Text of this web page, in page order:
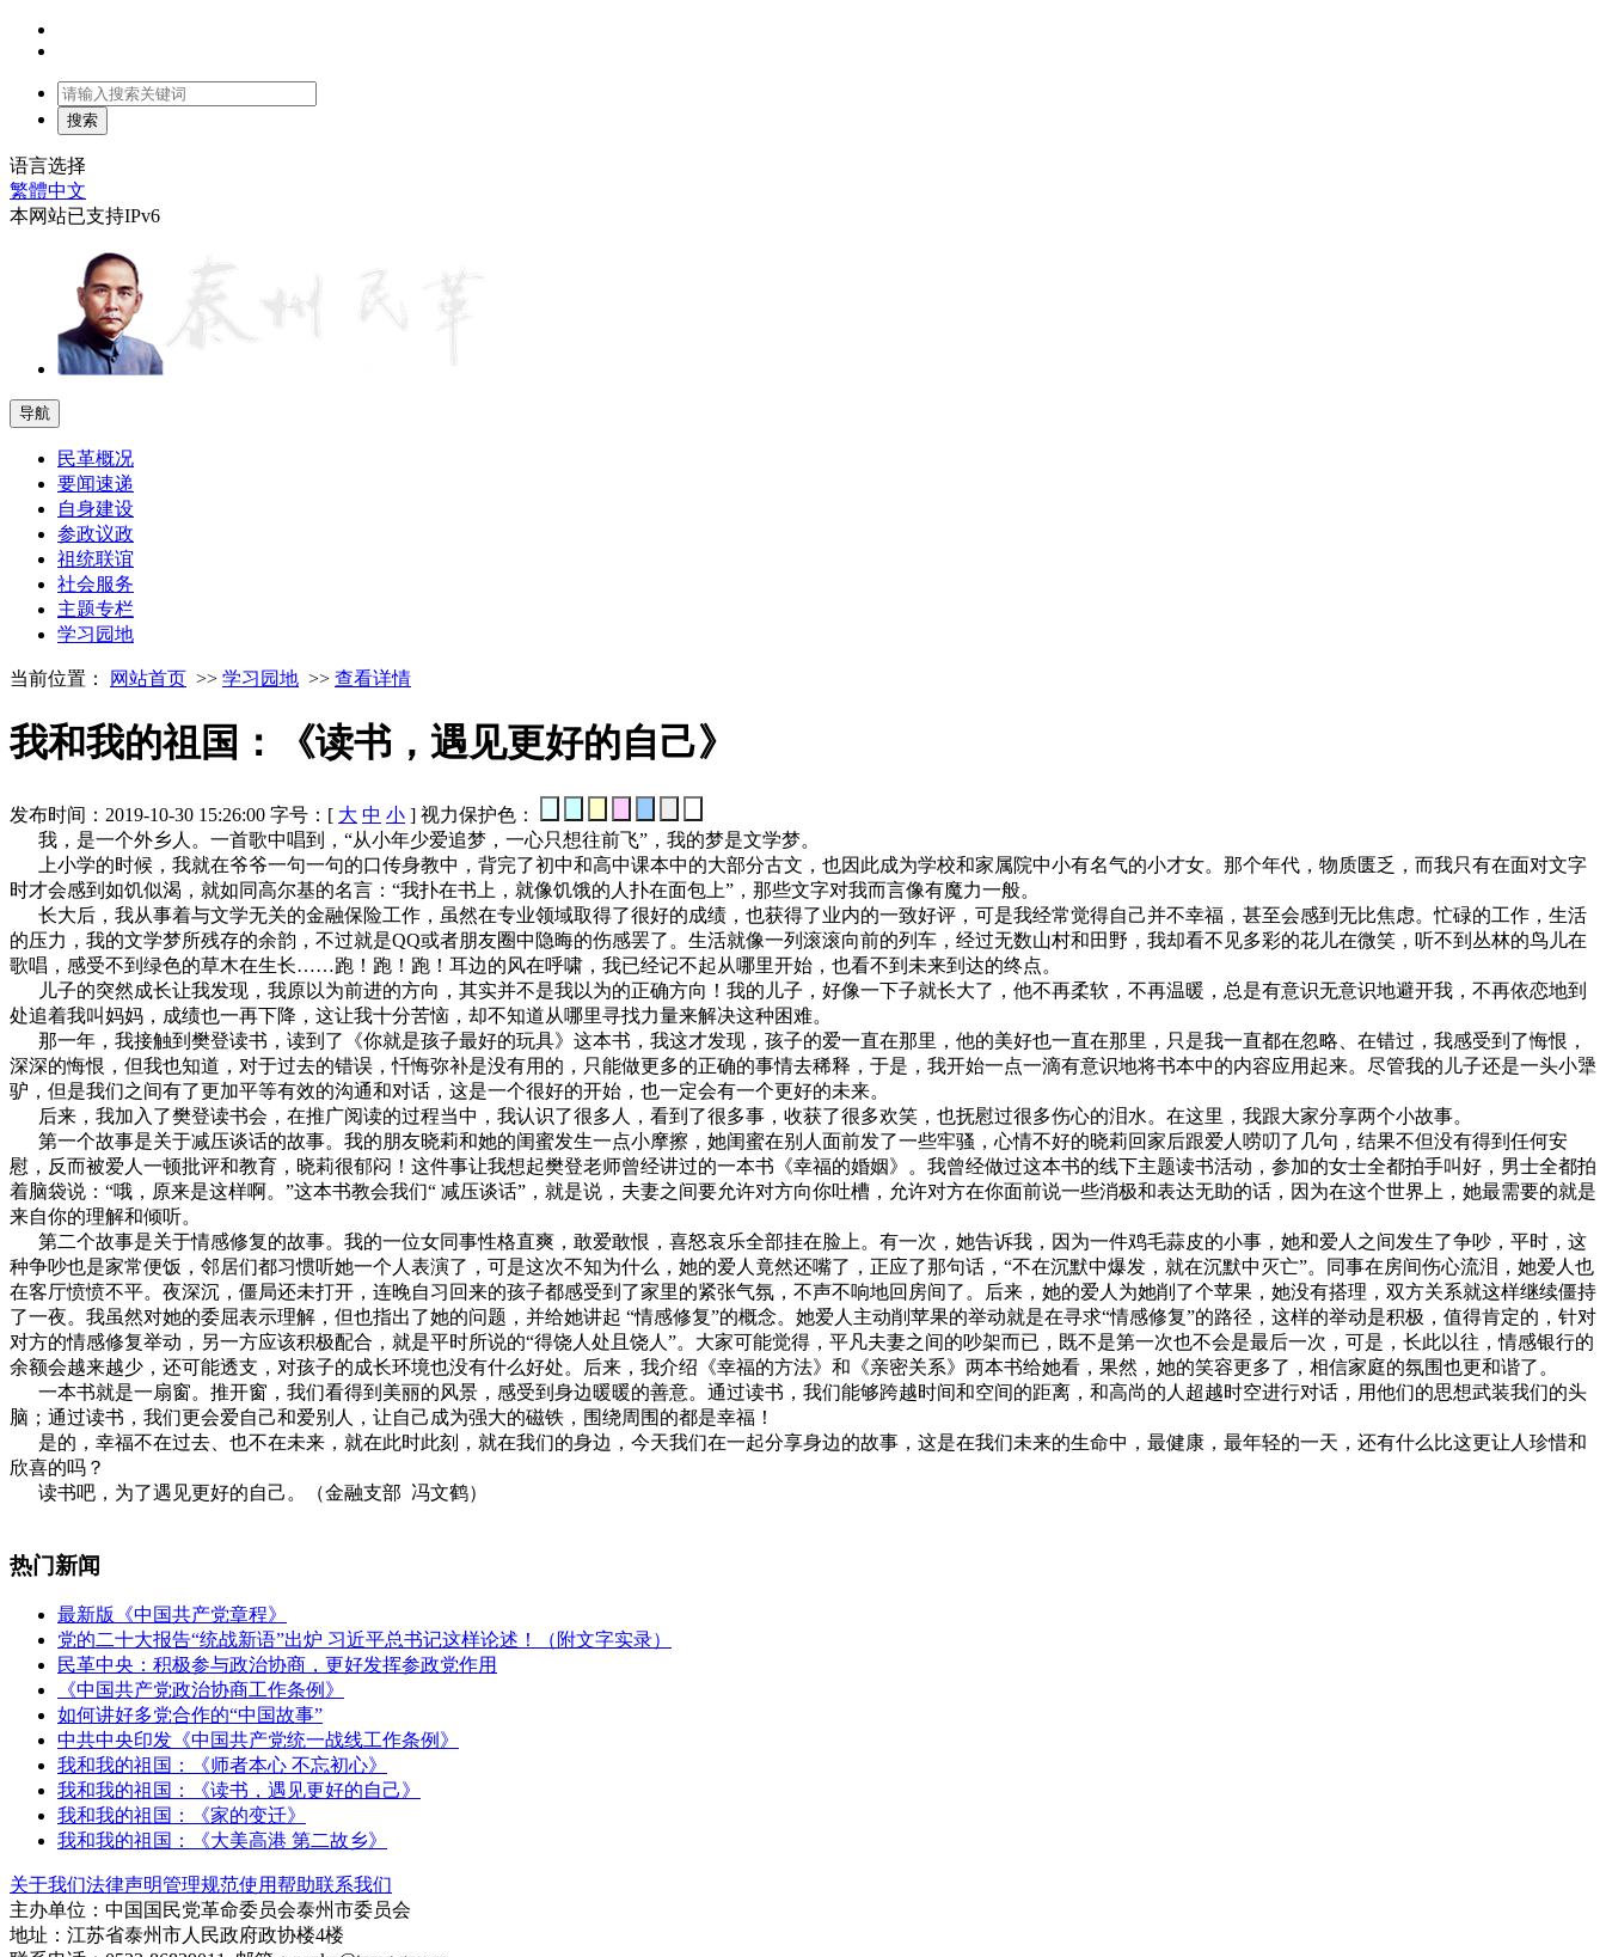
语言选择
繁體中文
本网站已支持IPv6
导航
民革概况
要闻速递
自身建设
参政议政
祖统联谊
社会服务
主题专栏
学习园地
当前位置： 网站首页 >> 学习园地 >> 查看详情
我和我的祖国：《读书，遇见更好的自己》
发布时间：2019-10-30 15:26:00 字号：[ 大 中 小 ] 视力保护色：
我，是一个外乡人。一首歌中唱到，“从小年少爱追梦，一心只想往前飞”，我的梦是文学梦。
上小学的时候，我就在爷爷一句一句的口传身教中，背完了初中和高中课本中的大部分古文，也因此成为学校和家属院中小有名气的小才女。那个年代，物质匮乏，而我只有在面对文字
时才会感到如饥似渴，就如同高尔基的名言：“我扑在书上，就像饥饿的人扑在面包上”，那些文字对我而言像有魔力一般。
长大后，我从事着与文学无关的金融保险工作，虽然在专业领域取得了很好的成绩，也获得了业内的一致好评，可是我经常觉得自己并不幸福，甚至会感到无比焦虑。忙碌的工作，生活
的压力，我的文学梦所残存的余韵，不过就是QQ或者朋友圈中隐晦的伤感罢了。生活就像一列滚滚向前的列车，经过无数山村和田野，我却看不见多彩的花儿在微笑，听不到丛林的鸟儿在
歌唱，感受不到绿色的草木在生长……跑！跑！跑！耳边的风在呼啸，我已经记不起从哪里开始，也看不到未来到达的终点。
儿子的突然成长让我发现，我原以为前进的方向，其实并不是我以为的正确方向！我的儿子，好像一下子就长大了，他不再柔软，不再温暖，总是有意识无意识地避开我，不再依恋地到
处追着我叫妈妈，成绩也一再下降，这让我十分苦恼，却不知道从哪里寻找力量来解决这种困难。
那一年，我接触到樊登读书，读到了《你就是孩子最好的玩具》这本书，我这才发现，孩子的爱一直在那里，他的美好也一直在那里，只是我一直都在忽略、在错过，我感受到了悔恨，
深深的悔恨，但我也知道，对于过去的错误，忏悔弥补是没有用的，只能做更多的正确的事情去稀释，于是，我开始一点一滴有意识地将书本中的内容应用起来。尽管我的儿子还是一头小犟
驴，但是我们之间有了更加平等有效的沟通和对话，这是一个很好的开始，也一定会有一个更好的未来。
后来，我加入了樊登读书会，在推广阅读的过程当中，我认识了很多人，看到了很多事，收获了很多欢笑，也抚慰过很多伤心的泪水。在这里，我跟大家分享两个小故事。
第一个故事是关于减压谈话的故事。我的朋友晓莉和她的闺蜜发生一点小摩擦，她闺蜜在别人面前发了一些牢骚，心情不好的晓莉回家后跟爱人唠叨了几句，结果不但没有得到任何安
慰，反而被爱人一顿批评和教育，晓莉很郁闷！这件事让我想起樊登老师曾经讲过的一本书《幸福的婚姻》。我曾经做过这本书的线下主题读书活动，参加的女士全都拍手叫好，男士全都拍
着脑袋说：“哦，原来是这样啊。”这本书教会我们“ 减压谈话”，就是说，夫妻之间要允许对方向你吐槽，允许对方在你面前说一些消极和表达无助的话，因为在这个世界上，她最需要的就是
来自你的理解和倾听。
第二个故事是关于情感修复的故事。我的一位女同事性格直爽，敢爱敢恨，喜怒哀乐全部挂在脸上。有一次，她告诉我，因为一件鸡毛蒜皮的小事，她和爱人之间发生了争吵，平时，这
种争吵也是家常便饭，邻居们都习惯听她一个人表演了，可是这次不知为什么，她的爱人竟然还嘴了，正应了那句话，“不在沉默中爆发，就在沉默中灭亡”。同事在房间伤心流泪，她爱人也
在客厅愤愤不平。夜深沉，僵局还未打开，连晚自习回来的孩子都感受到了家里的紧张气氛，不声不响地回房间了。后来，她的爱人为她削了个苹果，她没有搭理，双方关系就这样继续僵持
了一夜。我虽然对她的委屈表示理解，但也指出了她的问题，并给她讲起 “情感修复”的概念。她爱人主动削苹果的举动就是在寻求“情感修复”的路径，这样的举动是积极，值得肯定的，针对
对方的情感修复举动，另一方应该积极配合，就是平时所说的“得饶人处且饶人”。大家可能觉得，平凡夫妻之间的吵架而已，既不是第一次也不会是最后一次，可是，长此以往，情感银行的
余额会越来越少，还可能透支，对孩子的成长环境也没有什么好处。后来，我介绍《幸福的方法》和《亲密关系》两本书给她看，果然，她的笑容更多了，相信家庭的氛围也更和谐了。
一本书就是一扇窗。推开窗，我们看得到美丽的风景，感受到身边暖暖的善意。通过读书，我们能够跨越时间和空间的距离，和高尚的人超越时空进行对话，用他们的思想武装我们的头
脑；通过读书，我们更会爱自己和爱别人，让自己成为强大的磁铁，围绕周围的都是幸福！
是的，幸福不在过去、也不在未来，就在此时此刻，就在我们的身边，今天我们在一起分享身边的故事，这是在我们未来的生命中，最健康，最年轻的一天，还有什么比这更让人珍惜和
欣喜的吗？
读书吧，为了遇见更好的自己。（金融支部 冯文鹤）
热门新闻
最新版《中国共产党章程》
党的二十大报告“统战新语”出炉 习近平总书记这样论述！（附文字实录）
民革中央：积极参与政治协商，更好发挥参政党作用
《中国共产党政治协商工作条例》
如何讲好多党合作的“中国故事”
中共中央印发《中国共产党统一战线工作条例》
我和我的祖国：《师者本心 不忘初心》
我和我的祖国：《读书，遇见更好的自己》
我和我的祖国：《家的变迁》
我和我的祖国：《大美高港 第二故乡》
关于我们法律声明管理规范使用帮助联系我们
主办单位：中国国民党革命委员会泰州市委员会
地址：江苏省泰州市人民政府政协楼4楼